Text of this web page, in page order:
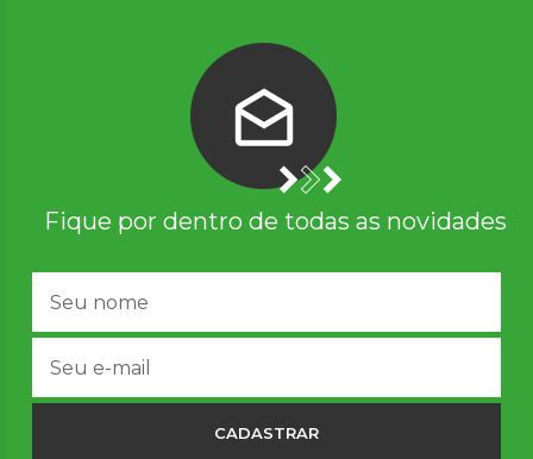
Fique por dentro de todas as novidades
CADASTRAR